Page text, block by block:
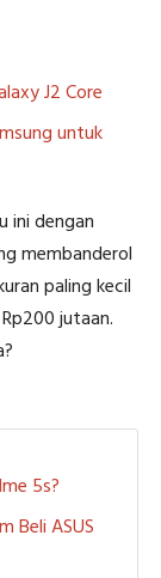
J2 Core
untuk
ini dengan
membanderol
paling kecil
jutaan.
5s?
Beli ASUS